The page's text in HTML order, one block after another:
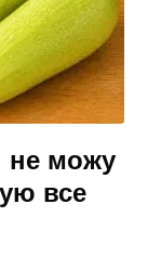
не можу
все